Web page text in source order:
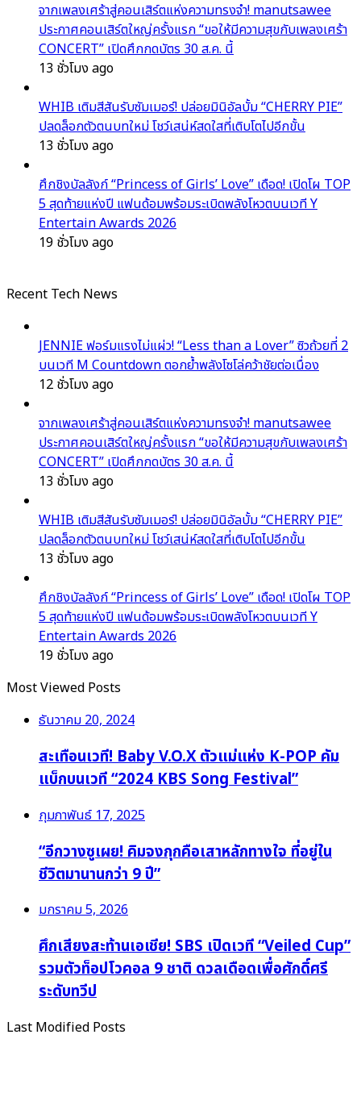
จากเพลงเศร้าสู่คอนเสิร์ตแห่งความทรงจำ! manutsawee
ประกาศคอนเสิร์ตใหญ่ครั้งแรก “ขอให้มีความสุขกับเพลงเศร้า
CONCERT” เปิดศึกกดบัตร 30 ส.ค. นี้
13 ชั่วโมง ago
WHIB เติมสีสันรับซัมเมอร์! ปล่อยมินิอัลบั้ม “CHERRY PIE”
ปลดล็อกตัวตนบทใหม่ โชว์เสน่ห์สดใสที่เติบโตไปอีกขั้น
13 ชั่วโมง ago
ศึกชิงบัลลังก์ “Princess of Girls’ Love” เดือด! เปิดโผ TOP
5 สุดท้ายแห่งปี แฟนด้อมพร้อมระเบิดพลังโหวตบนเวที Y
Entertain Awards 2026
19 ชั่วโมง ago
Recent Tech News
JENNIE ฟอร์มแรงไม่แผ่ว! “Less than a Lover” ซิวถ้วยที่ 2
บนเวที M Countdown ตอกย้ำพลังโซโล่คว้าชัยต่อเนื่อง
12 ชั่วโมง ago
จากเพลงเศร้าสู่คอนเสิร์ตแห่งความทรงจำ! manutsawee
ประกาศคอนเสิร์ตใหญ่ครั้งแรก “ขอให้มีความสุขกับเพลงเศร้า
CONCERT” เปิดศึกกดบัตร 30 ส.ค. นี้
13 ชั่วโมง ago
WHIB เติมสีสันรับซัมเมอร์! ปล่อยมินิอัลบั้ม “CHERRY PIE”
ปลดล็อกตัวตนบทใหม่ โชว์เสน่ห์สดใสที่เติบโตไปอีกขั้น
13 ชั่วโมง ago
ศึกชิงบัลลังก์ “Princess of Girls’ Love” เดือด! เปิดโผ TOP
5 สุดท้ายแห่งปี แฟนด้อมพร้อมระเบิดพลังโหวตบนเวที Y
Entertain Awards 2026
19 ชั่วโมง ago
Most Viewed Posts
ธันวาคม 20, 2024
สะเทือนเวที! Baby V.O.X ตัวแม่แห่ง K-POP คัม
แบ็กบนเวที “2024 KBS Song Festival”
กุมภาพันธ์ 17, 2025
“อีกวางซูเผย! คิมจงกุกคือเสาหลักทางใจ ที่อยู่ใน
ชีวิตมานานกว่า 9 ปี”
มกราคม 5, 2026
ศึกเสียงสะท้านเอเชีย! SBS เปิดเวที “Veiled Cup”
รวมตัวท็อปโวคอล 9 ชาติ ดวลเดือดเพื่อศักดิ์ศรี
ระดับทวีป
Last Modified Posts